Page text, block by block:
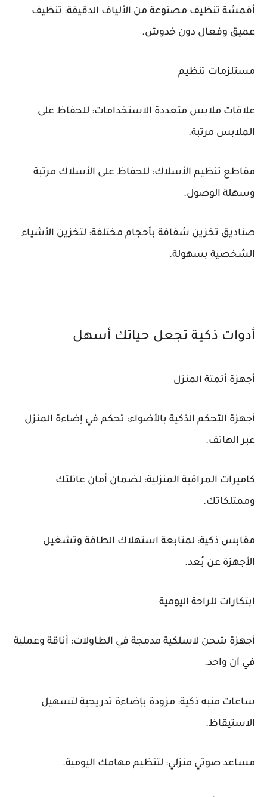
أقمشة تنظيف مصنوعة من الألياف الدقيقة: تنظيف
عميق وفعال دون خدوش.
مستلزمات تنظيم
علاقات ملابس متعددة الاستخدامات: للحفاظ على
الملابس مرتبة.
مقاطع تنظيم الأسلاك: للحفاظ على الأسلاك مرتبة
وسهلة الوصول.
صناديق تخزين شفافة بأحجام مختلفة: لتخزين الأشياء
الشخصية بسهولة.
أدوات ذكية تجعل حياتك أسهل
أجهزة أتمتة المنزل
أجهزة التحكم الذكية بالأضواء: تحكم في إضاءة المنزل
عبر الهاتف.
كاميرات المراقبة المنزلية: لضمان أمان عائلتك
وممتلكاتك.
مقابس ذكية: لمتابعة استهلاك الطاقة وتشغيل
الأجهزة عن بُعد.
ابتكارات للراحة اليومية
أجهزة شحن لاسلكية مدمجة في الطاولات: أناقة وعملية
في آن واحد.
ساعات منبه ذكية: مزودة بإضاءة تدريجية لتسهيل
الاستيقاظ.
مساعد صوتي منزلي: لتنظيم مهامك اليومية.